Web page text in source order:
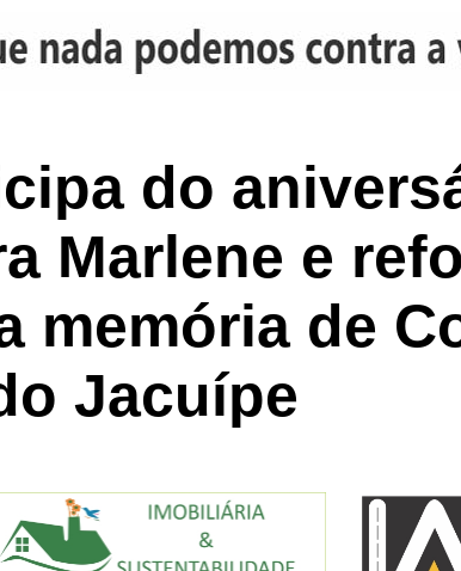
do
Marlene e
memória de
Jacuípe